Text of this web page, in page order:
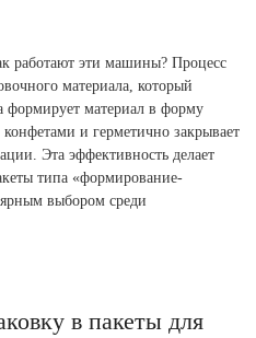
работают эти машины? Процесс
материала, который
материал в форму
и герметично закрывает
Эта эффективность делает
типа «формирование-
выбором среди
в пакеты для